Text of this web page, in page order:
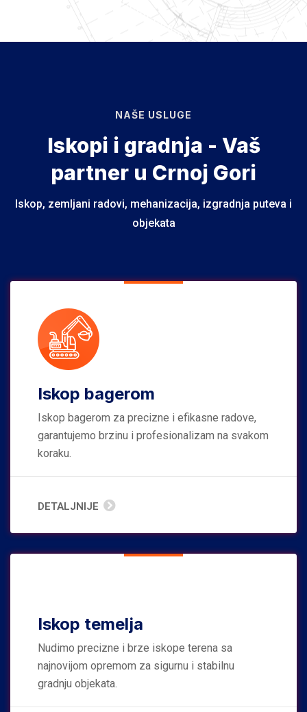
NAŠE USLUGE
Iskopi i gradnja - Vaš
partner u Crnoj Gori
Iskop, zemljani radovi, mehanizacija, izgradnja puteva i
objekata
Iskop bagerom
Iskop bagerom za precizne i efikasne radove,
garantujemo brzinu i profesionalizam na svakom
koraku.
DETALJNIJE
Iskop temelja
Nudimo precizne i brze iskope terena sa
najnovijom opremom za sigurnu i stabilnu
gradnju objekata.